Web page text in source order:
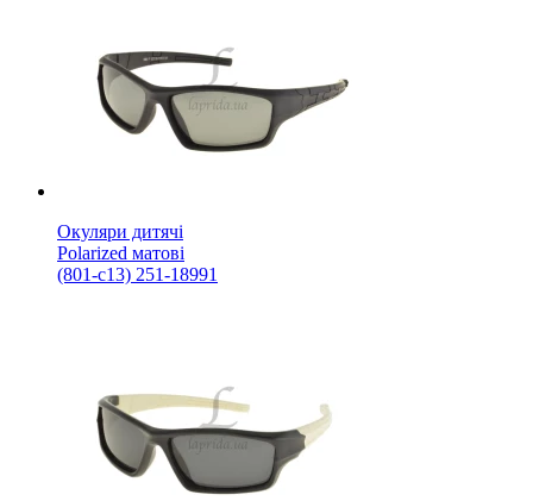
Окуляри дитячі
Polarized матові
(801-с13) 251-18991